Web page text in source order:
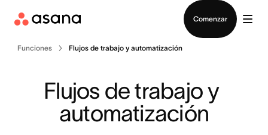
Comenzar
Funciones Flujos de trabajo y automatización
Flujos de trabajo y
automatización